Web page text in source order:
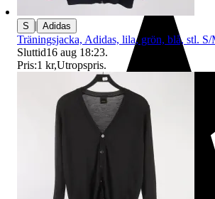
S | Adidas
Träningsjacka, Adidas, lila, grön, blå, stl. S/
Sluttid16 aug 18:23.
Pris:1 kr,Utropspris.